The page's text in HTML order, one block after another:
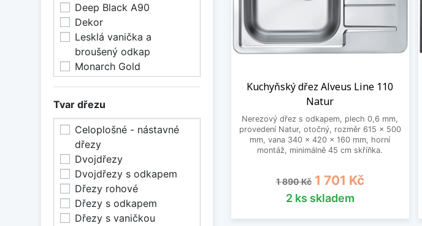
Deep Black A90
Dekor
Lesklá vanička a
broušený odkap
Monarch Gold
Natur
Satin
Steel 04
Stone A80
Terra 22
Twilight 05
White 11
Černá/satin
Šedá/satin
Tvar dřezu
Celoplošné - nástavné
dřezy
Dvojdřezy
Dvojdřezy s odkapem
Dřezy rohové
Dřezy s odkapem
Dřezy s vaničkou
Kuchyňský dřez Alveus Line 110
Natur
Nerezový dřez s odkapem, plech 0,6 mm,
provedení Natur, otočný, rozměr 615 x 500
mm, vana 340 x 420 x 160 mm, horní
montáž, minimálně 45 cm skříňka.
Běžná cena
1 890 Kč Cena
1 701 Kč
2 ks skladem